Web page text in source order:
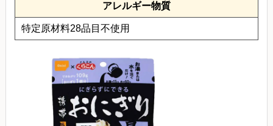
アレルギー物質
特定原材料28品目不使用